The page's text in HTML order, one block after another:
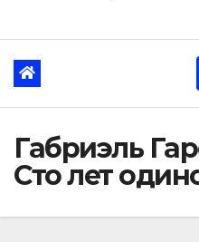
Габриэль
Сто лет